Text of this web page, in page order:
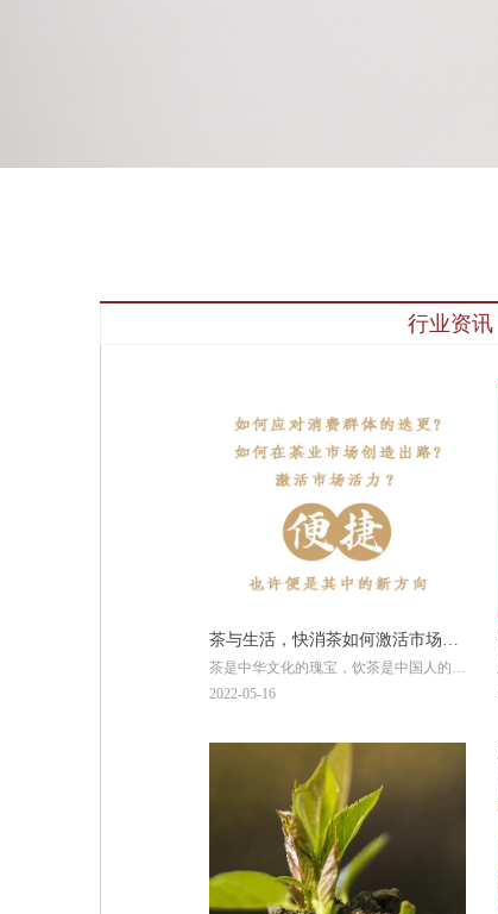
行业资讯
茶与生活，快消茶如何激活市场活
力？
茶是中华文化的瑰宝，饮茶是中国人的一
种生活方式。普遍认为，品茶是老年人的
业，成为了新的消费大军。
2022-05-16